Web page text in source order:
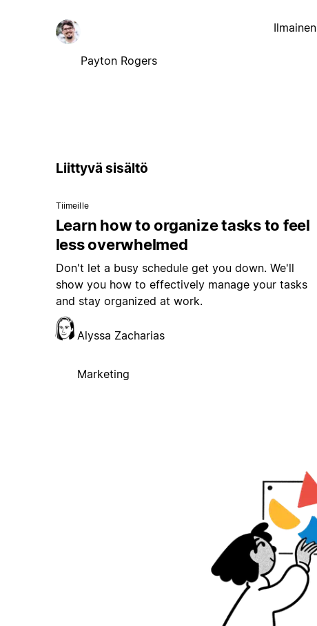
Payton Rogers
Ilmainen
Liittyvä sisältö
Tiimeille
Learn how to organize tasks to feel
less overwhelmed
Don't let a busy schedule get you down. We'll
show you how to effectively manage your tasks
and stay organized at work.
Alyssa Zacharias
Marketing